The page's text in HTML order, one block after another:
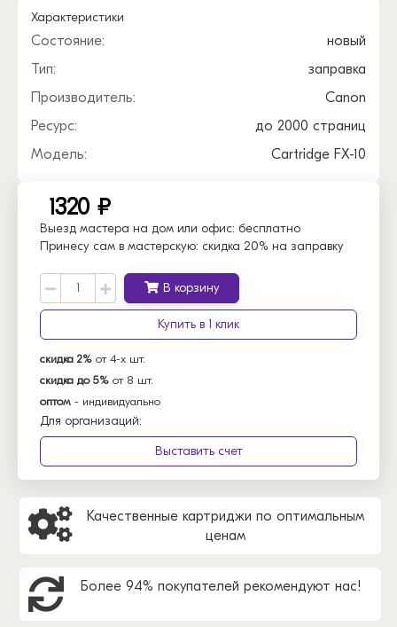
Характеристики
Состояние:
новый
Тип:
заправка
Производитель:
Canon
Ресурс:
до 2000 страниц
Модель:
Cartridge FX-10
1320 ₽
Выезд мастера на дом или офис: бесплатно
Принесу сам в мастерскую: скидка 20% на заправку
В корзину
Купить в 1 клик
скидка 2% от 4-х шт.
скидка до 5% от 8 шт.
оптом - индивидуально
Для организаций:
Выставить счет
Качественные картриджи по оптимальным
ценам
Более 94% покупателей рекомендуют нас!